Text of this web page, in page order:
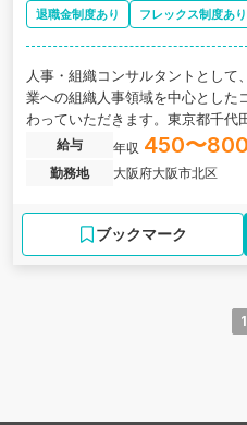
退職金制度あり フレックス制度あり
人事・組織コンサルタントとし
業への組織人事領域を中心とした
わっていただきます。東京都千代
の求人です。
給与 年収 450〜800
勤務地
大阪府大阪市北区
ブックマーク
1